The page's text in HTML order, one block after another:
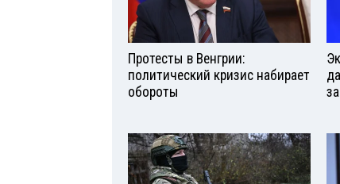
Протесты в Венгрии:
политический кризис набирает
обороты